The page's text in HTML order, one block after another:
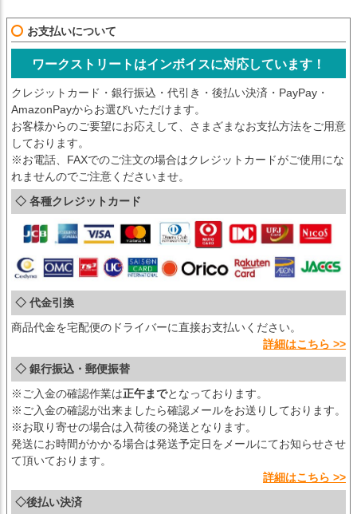
お支払いについて
ワークストリートはインボイスに対応しています！
クレジットカード・銀行振込・代引き・後払い決済・PayPay・
AmazonPayからお選びいただけます。
お客様からのご要望にお応えして、さまざまなお支払方法をご用意
しております。
※お電話、FAXでのご注文の場合はクレジットカードがご使用にな
れませんのでご注意くださいませ。
◇ 各種クレジットカード
◇ 代金引換
商品代金を宅配便のドライバーに直接お支払いください。
詳細はこちら >>
◇ 銀行振込・郵便振替
※ご入金の確認作業は正午までとなっております。
※ご入金の確認が出来ましたら確認メールをお送りしております。
※お取り寄せの場合は入荷後の発送となります。
発送にお時間がかかる場合は発送予定日をメールにてお知らせさせ
て頂いております。
詳細はこちら >>
◇後払い決済